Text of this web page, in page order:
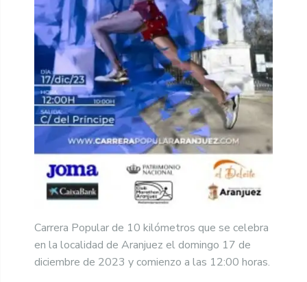
Carrera Popular de 10 kilómetros que se celebra
en la localidad de Aranjuez el domingo 17 de
diciembre de 2023 y comienzo a las 12:00 horas.